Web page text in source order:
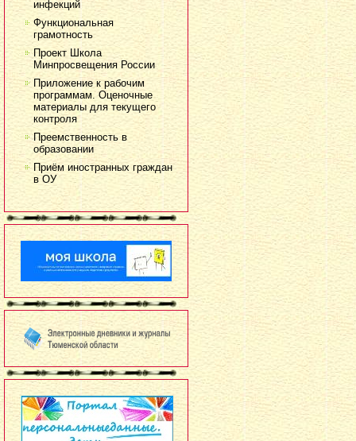
инфекций
Функциональная
грамотность
Проект Школа
Минпросвещения России
Приложение к рабочим
программам. Оценочные
материалы для текущего
контроля
Преемственность в
образовании
Приём иностранных граждан
в ОУ